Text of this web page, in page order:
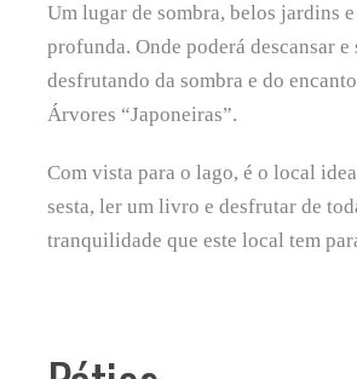
Um lugar de sombra, belos jardins e
profunda. Onde poderá descansar
desfrutando da sombra e do
Árvores “Japoneiras”.
Com vista para o lago, é o local
sesta, ler um livro e desfrutar de
tranquilidade que este local tem